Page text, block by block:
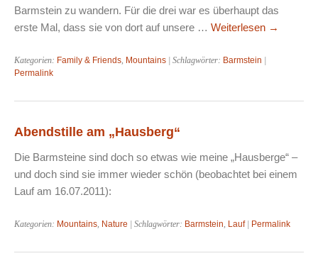
Barmstein zu wandern. Für die drei war es überhaupt das
erste Mal, dass sie von dort auf unsere … Weiterlesen →
Kategorien: Family & Friends, Mountains | Schlagwörter: Barmstein
Permalink
Abendstille am „Hausberg“
Die Barmsteine sind doch so etwas wie meine „Hausberge“ –
und doch sind sie immer wieder schön (beobachtet bei einem
Lauf am 16.07.2011):
Kategorien: Mountains, Nature | Schlagwörter: Barmstein, Lauf| Permalink